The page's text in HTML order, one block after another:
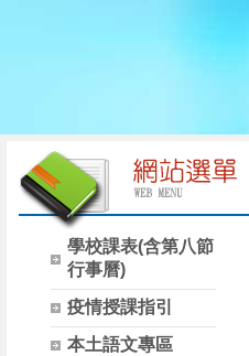
學校課表(含第八節
行事曆)
疫情授課指引
本土語文專區